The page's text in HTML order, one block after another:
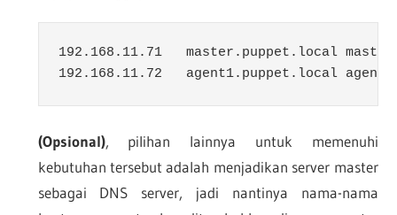
192.168.11.71	master.puppet.local master
192.168.11.72	agent1.puppet.local agent1
(Opsional), pilihan lainnya untuk memenuhi
kebutuhan tersebut adalah menjadikan server master
sebagai DNS server, jadi nantinya nama-nama